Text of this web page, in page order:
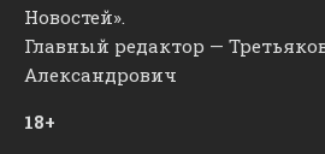
Новостей».
Главный редактор —
Александрович
18+